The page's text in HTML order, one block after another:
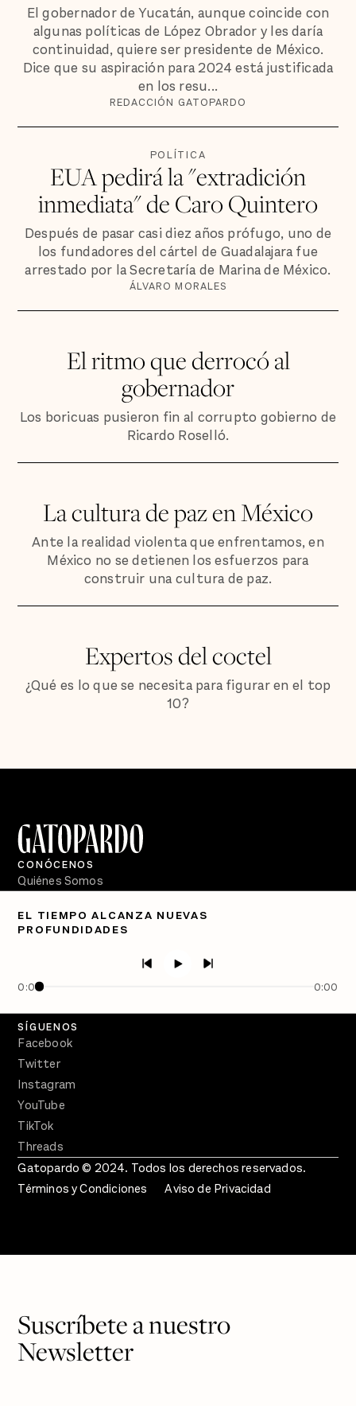
El gobernador de Yucatán, aunque coincide con
algunas políticas de López Obrador y les daría
continuidad, quiere ser presidente de México.
Dice que su aspiración para 2024 está justificada
en los resu...
REDACCIÓN GATOPARDO
POLÍTICA
EUA pedirá la "extradición
inmediata" de Caro Quintero
Después de pasar casi diez años prófugo, uno de
los fundadores del cártel de Guadalajara fue
arrestado por la Secretaría de Marina de México.
ÁLVARO MORALES
El ritmo que derrocó al
gobernador
Los boricuas pusieron fin al corrupto gobierno de
Ricardo Roselló.
La cultura de paz en México
Ante la realidad violenta que enfrentamos, en
México no se detienen los esfuerzos para
construir una cultura de paz.
Expertos del coctel
¿Qué es lo que se necesita para figurar en el top
10?
EL TIEMPO ALCANZA NUEVAS
PROFUNDIDADES
0:00 0:00
CONÓCENOS
Quiénes Somos
PÓDCASTS
Crecer en Distopía
SÍGUENOS
Facebook
Twitter
Instagram
YouTube
TikTok
Threads
Gatopardo © 2024. Todos los derechos reservados.
Términos y Condiciones
Aviso de Privacidad
Suscríbete a nuestro
Newsletter